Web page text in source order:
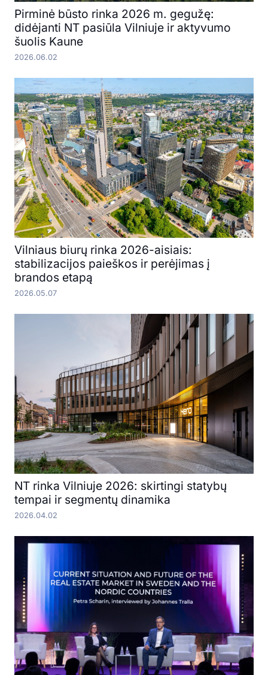
Pirminė būsto rinka 2026 m. gegužę:
didėjanti NT pasiūla Vilniuje ir aktyvumo
šuolis Kaune
2026.06.02
Vilniaus biurų rinka 2026-aisiais:
stabilizacijos paieškos ir perėjimas į
brandos etapą
2026.05.07
NT rinka Vilniuje 2026: skirtingi statybų
tempai ir segmentų dinamika
2026.04.02